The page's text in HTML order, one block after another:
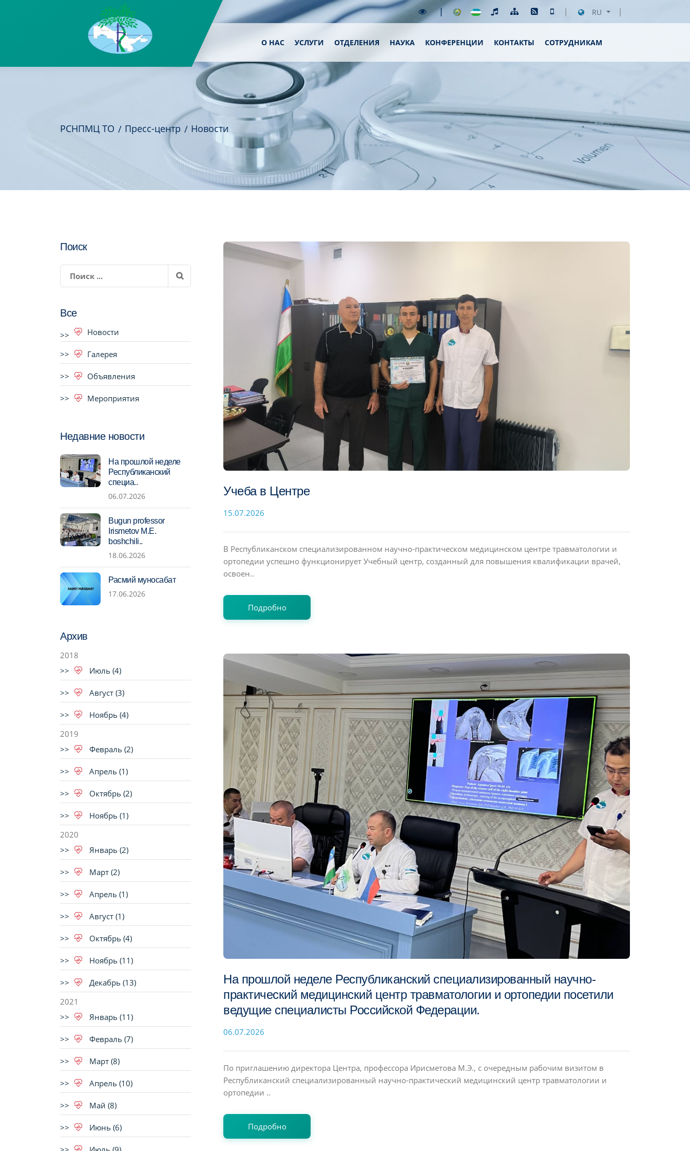
| RU
О НАС УСЛУГИ ОТДЕЛЕНИЯ НАУКА КОНФЕРЕНЦИИ КОНТАКТЫ СОТРУДНИКАМ
РСНПМЦ ТО Пресс-центр Новости
Поиск
Все
Новости
Галерея
Объявления
Мероприятия
Недавние новости
На прошлой неделе
Республиканский
специа..
06.07.2026
Bugun professor
Irismetov M.E.
boshchili..
18.06.2026
Расмий муносабат
17.06.2026
Архив
2018
Июль (4)
Август (3)
Ноябрь (4)
2019
Февраль (2)
Апрель (1)
Октябрь (2)
Ноябрь (1)
2020
Январь (2)
Март (2)
Апрель (1)
Август (1)
Октябрь (4)
Ноябрь (11)
Декабрь (13)
2021
Январь (11)
Февраль (7)
Март (8)
Апрель (10)
Май (8)
Июнь (6)
Учеба в Центре
15.07.2026
В Республиканском специализированном научно-практическом медицинском центре травматологии и
ортопедии успешно функционирует Учебный центр, созданный для повышения квалификации врачей,
освоен..
Подробно
На прошлой неделе Республиканский специализированный научно-
практический медицинский центр травматологии и ортопедии посетили
ведущие специалисты Российской Федерации.
06.07.2026
По приглашению директора Центра, профессора Ирисметова М.Э., с очередным рабочим визитом в
Республиканский специализированный научно-практический медицинский центр травматологии и
ортопедии ..
Подробно